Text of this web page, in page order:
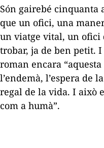
Són gairebé cinquanta
que un ofici, una
un viatge vital, un ofici
trobar, ja de ben petit.
roman encara
l’endemà, l’espera de
regal de la vida. I això
com a humà”.